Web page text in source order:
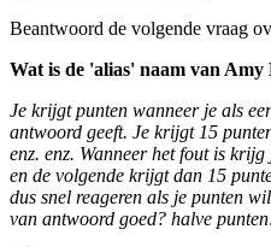
Beantwoord de volgende vraag
Wat is de 'alias' naam van Amy
Je krijgt punten wanneer je als
antwoord geeft. Je krijgt 15
enz. enz. Wanneer het fout is
en de volgende krijgt dan 15
dus snel reageren als je punten
van antwoord goed? halve